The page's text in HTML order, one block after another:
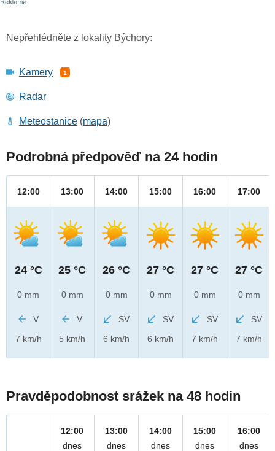
Nepřehlédněte z lokality Býchory:
Kamery 1
Radar
Meteostanice (mapa)
Podrobná předpověď na 24 hodin
12:00
24 °C
0 mm
V
7 km/h
13:00
25 °C
0 mm
V
5 km/h
14:00
26 °C
0 mm
SV
6 km/h
15:00
27 °C
0 mm
SV
6 km/h
16:00
27 °C
0 mm
SV
7 km/h
17:00
27 °C
0 mm
SV
7 km/h
Pravděpodobnost srážek na 48 hodin
12:00
dnes
13:00
dnes
14:00
dnes
15:00
dnes
16:00
dnes